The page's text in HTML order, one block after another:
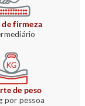
de firmeza
de peso
por pessoa